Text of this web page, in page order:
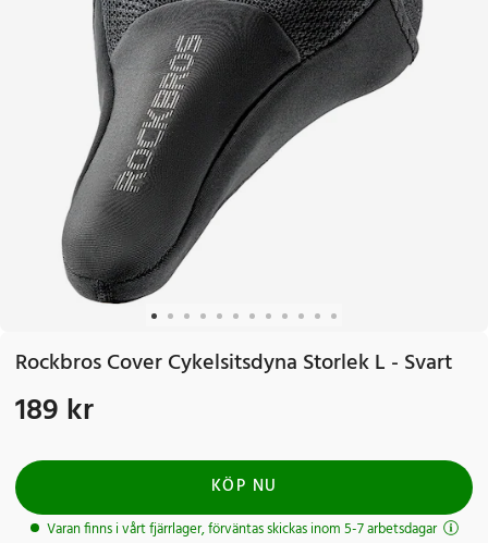
Rockbros Cover Cykelsitsdyna Storlek L - Svart
Pris:189 kr
189 kr
KÖP NU
Varan finns i vårt fjärrlager, förväntas skickas inom 5-7 arbetsdagar